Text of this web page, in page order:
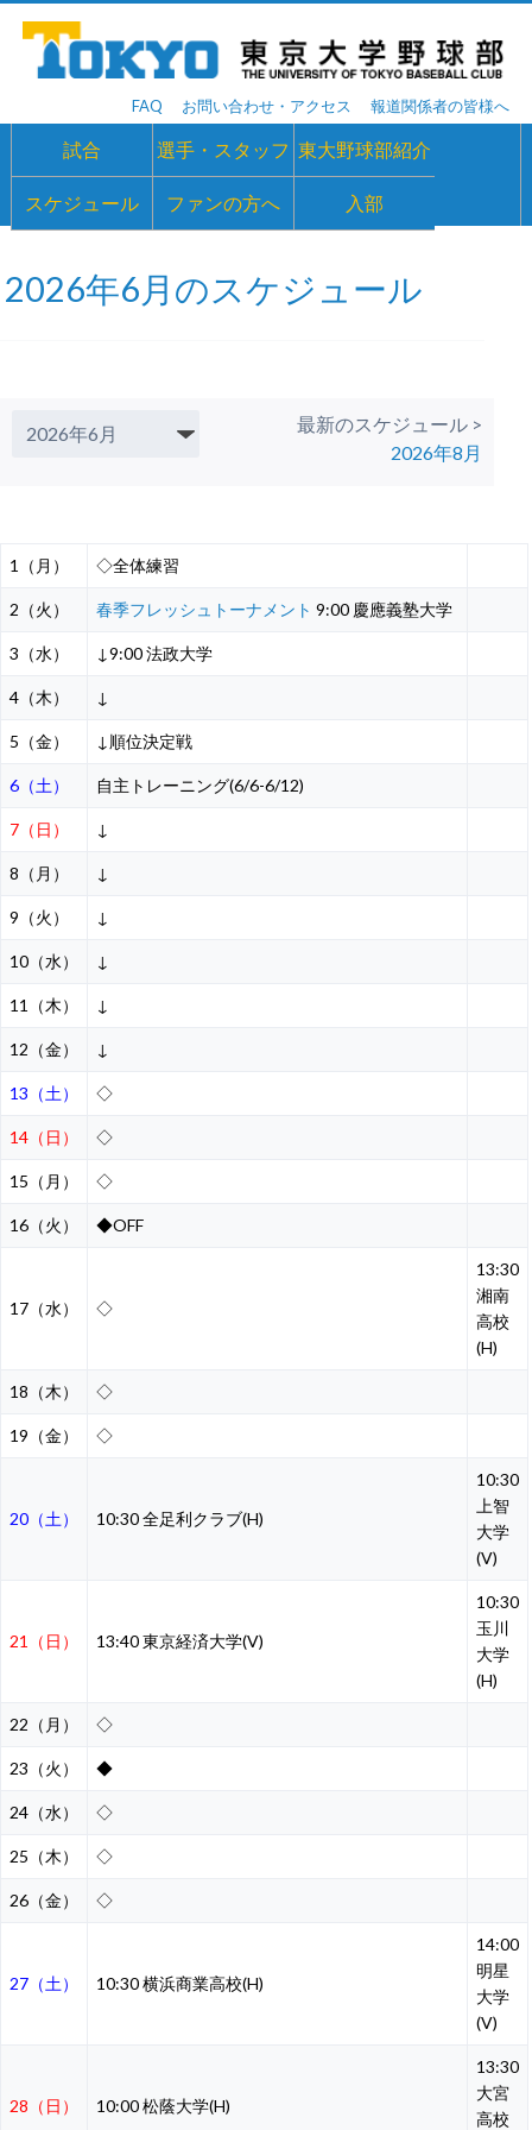
FAQ お問い合わせ・アクセス 報道関係者の皆様へ
試合 選手・スタッフ 東大野球部紹介
スケジュール ファンの方へ 入部
2026年6月のスケジュール
最新のスケジュール >
2026年8月
1（月） ◇全体練習
2（火） 春季フレッシュトーナメント 9:00 慶應義塾大学
3（水） ↓9:00 法政大学
4（木） ↓
5（金） ↓順位決定戦
6（土） 自主トレーニング(6/6-6/12)
7（日） ↓
8（月） ↓
9（火） ↓
10（水） ↓
11（木） ↓
12（金） ↓
13（土） ◇
14（日） ◇
15（月） ◇
16（火） ◆OFF
17（水） ◇
13:30
湘南
高校
(H)
18（木） ◇
19（金） ◇
20（土） 10:30 全足利クラブ(H)
10:30
上智
大学
(V)
21（日） 13:40 東京経済大学(V)
10:30
玉川
大学
(H)
22（月） ◇
23（火） ◆
24（水） ◇
25（木） ◇
26（金） ◇
27（土） 10:30 横浜商業高校(H)
14:00
明星
大学
(V)
28（日） 10:00 松蔭大学(H)
13:30
大宮
高校